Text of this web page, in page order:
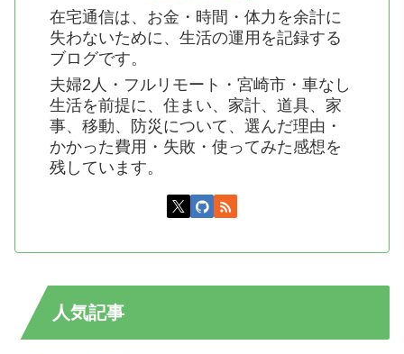
在宅通信は、お金・時間・体力を余計に
失わないために、生活の運用を記録する
ブログです。
夫婦2人・フルリモート・宮崎市・車なし
生活を前提に、住まい、家計、道具、家
事、移動、防災について、選んだ理由・
かかった費用・失敗・使ってみた感想を
残しています。
人気記事